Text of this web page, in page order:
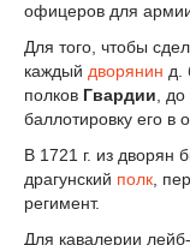
офицеров для
Для того, чтобы
каждый дворянин д.
полков Гвардии ,
баллотировку его в
В 1721 г. из дворян
драгунский полк ,
регимент.
Для кавалерии